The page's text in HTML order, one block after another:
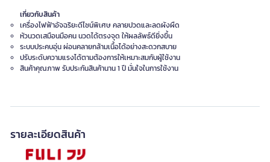
เกี่ยวกับสินค้า
เครื่องไฟฟ้าอัจฉริยะดีไซน์พิเศษ คลายปวดและลดผังผืด
หัวนวดเสมือนมือคน นวดได้ตรงจุด ให้ผลลัพธ์ดียิ่งขึ้น
ระบบประคบอุ่น ผ่อนคลายกล้ามเนื้อได้อย่างสะดวกสบาย
ปรับระดับความแรงได้ตามต้องการให้เหมาะสมกับผู้ใช้งาน
สินค้าคุณภาพ รับประกันสินค้านาน 1 ปี มั่นใจในการใช้งาน
รายละเอียดสินค้า